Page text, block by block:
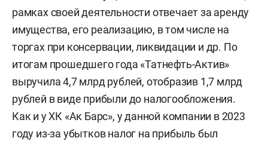
рамках своей деятельности отвечает за аренду
имущества, его реализацию, в том числе на
торгах при консервации, ликвидации и др. По
итогам прошедшего года «Татнефть-Актив»
выручила 4,7 млрд рублей, отобразив 1,7 млрд
рублей в виде прибыли до налогообложения.
Как и у ХК «Ак Барс», у данной компании в 2023
году из-за убытков налог на прибыль был